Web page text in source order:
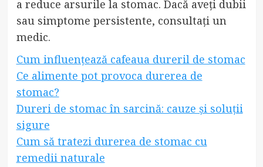
a reduce arsurile la stomac. Dacă aveți dubii
sau simptome persistente, consultați un
medic.
Cum influențează cafeaua dureril de stomac
Ce alimente pot provoca durerea de
stomac?
Dureri de stomac în sarcină: cauze și soluții
sigure
Cum să tratezi durerea de stomac cu
remedii naturale